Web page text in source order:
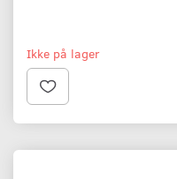
Ikke på lager